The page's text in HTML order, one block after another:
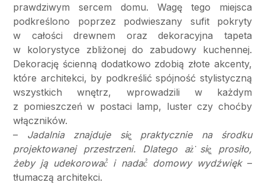
prawdziwym sercem domu. Wagę tego miejsca
podkreślono poprzez podwieszany sufit pokryty
w całości drewnem oraz dekoracyjna tapeta
w kolorystyce zbliżonej do zabudowy kuchennej.
Dekorację ścienną dodatkowo zdobią złote akcenty,
które architekci, by podkreślić spójność stylistyczną
wszystkich wnętrz, wprowadzili w każdym
z pomieszczeń w postaci lamp, luster czy choćby
włączników.
– Jadalnia znajduje się̨ praktycznie na środku
projektowanej przestrzeni. Dlatego aż̇ się̨ prosiło,
żeby ją udekorować́ i nadać́ domowy wydźwięk–
tłumaczą architekci.